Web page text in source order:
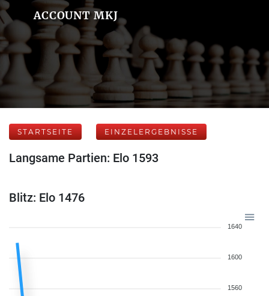
ACCOUNT MKJ
STARTSEITE EINZELERGEBNISSE
Langsame Partien: Elo 1593
Blitz: Elo 1476
1640
1600
1560